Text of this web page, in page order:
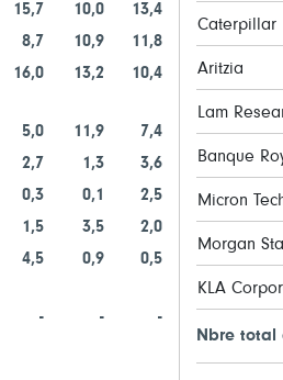
15,7 10,0
13,4
8,7 10,9
11,8
16,0 13,2 10,4
5,0 11,9
7,4
2,7 1,3
3,6
0,3 0,1
2,5
1,5 3,5
2,0
4,5 0,9 0,5
- - -
Caterpillar
Aritzia
Lam
Banque
Micron
Morgan
KLA
Nbre total